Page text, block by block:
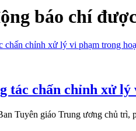
báo chí
tác chấn chỉnh xử
Tuyên giáo Trung ương chủ trì,